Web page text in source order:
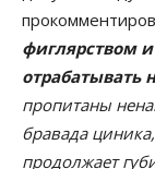
фиглярством
отрабатывать
пропитаны
бравада
продолжает